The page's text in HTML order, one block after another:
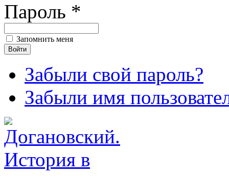
Пароль *
Запомнить меня
Забыли свой пароль?
Забыли имя